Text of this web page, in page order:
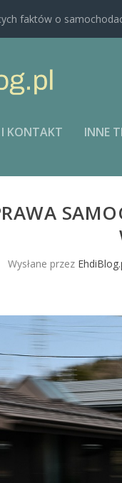
faktów o
KONTAKT INNE
Wysłane przez